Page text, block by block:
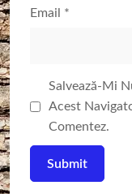
Email *
Salvează-Mi
Acest
Comentez.